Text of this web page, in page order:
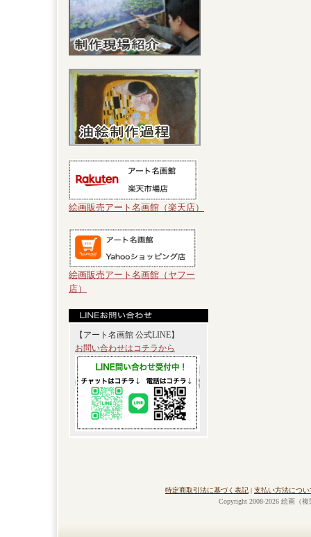
絵画販売アート名画館（楽天店）
絵画販売アート名画館（ヤフー
店）
【アート名画館 公式LINE】
お問い合わせはコチラから
特定商取引法に基づく表記 | 支払い方法につい
Copyright 2008-2026 絵画（